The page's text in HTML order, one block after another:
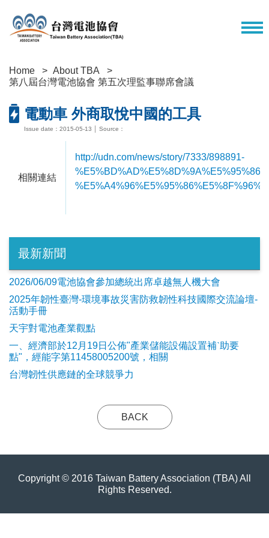
Home
About TBA
第八屆台灣電池協會 第五次理監事聯席會議
電動車 外商取悅中國的工具
Issue date：2015-05-13 │ Source：
相關連結
http://udn.com/news/story/7333/898891-
最新新聞
2026/06/09電池協會參加總統出席卓越無人機大會
2025年韌性臺灣-環境事故災害防救韌性科技國際交流論壇-
活動手冊
天宇對電池產業觀點
​一、經濟部於12月19日公佈"產業儲能設備設置補ˋ助要
點"，經能字第11458005200號，相關
台灣韌性供應鏈的全球競爭力
BACK
Copyright © 2016 Taiwan Battery Association (TBA) All
Rights Reserved.